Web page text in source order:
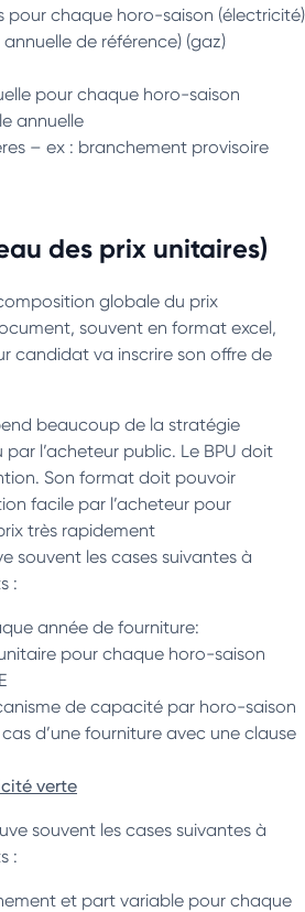
pour chaque horo-saison (électricité)
de référence) (gaz)
pour chaque horo-saison
annuelle
– ex : branchement provisoire
des prix unitaires)
globale du prix
souvent en format excel,
candidat va inscrire son offre de
beaucoup de la stratégie
l’acheteur public. Le BPU doit
Son format doit pouvoir
facile par l’acheteur pour
très rapidement
souvent les cases suivantes à
:
année de fourniture:
pour chaque horo-saison
de capacité par horo-saison
d’une fourniture avec une clause
verte
souvent les cases suivantes à
:
et part variable pour chaque